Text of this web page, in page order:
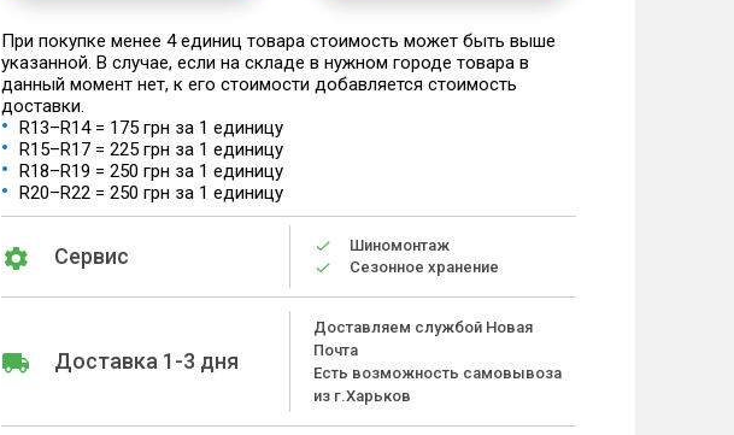
При покупке менее 4 единиц товара стоимость может быть выше
указанной. В случае, если на складе в нужном городе товара в
данный момент нет, к его стоимости добавляется стоимость
доставки.
R13–R14 = 175 грн за 1 единицу
R15–R17 = 225 грн за 1 единицу
R18–R19 = 250 грн за 1 единицу
R20–R22 = 250 грн за 1 единицу
Сервис
Шиномонтаж
Сезонное хранение
Доставка 1-3 дня
Доставляем службой Новая
Почта
Есть возможность самовывоза
из г.Харьков